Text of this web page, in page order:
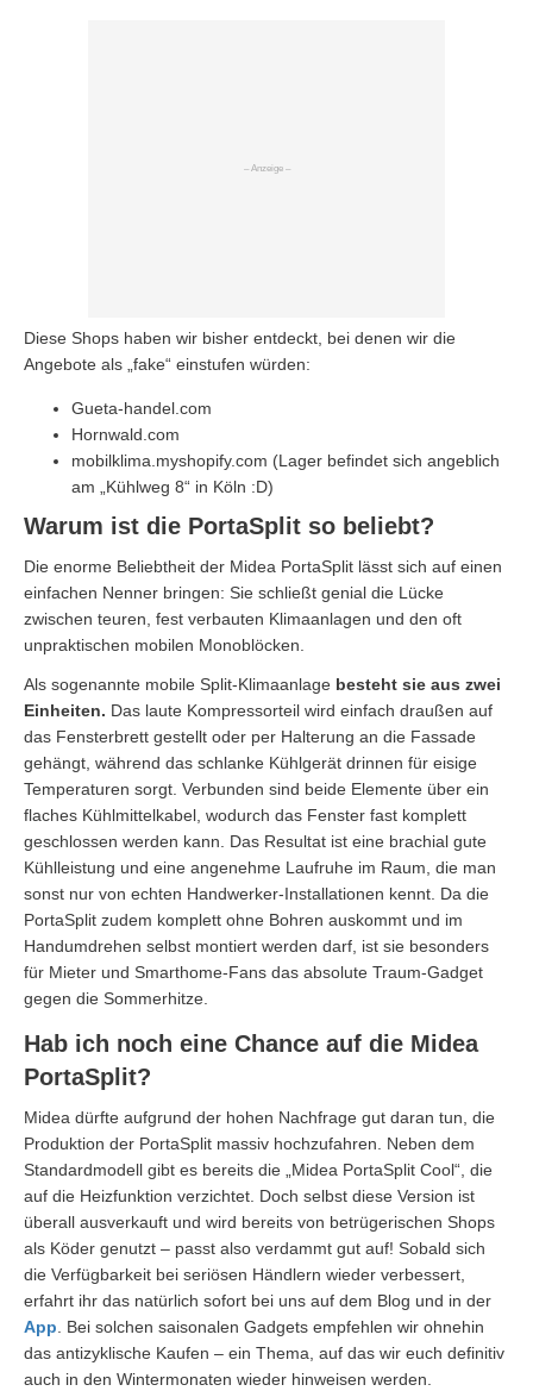
Diese Shops haben wir bisher entdeckt, bei denen wir die
Angebote als „fake“ einstufen würden:
Gueta-handel.com
Hornwald.com
mobilklima.myshopify.com (Lager befindet sich angeblich
am „Kühlweg 8“ in Köln :D)
Warum ist die PortaSplit so beliebt?
Die enorme Beliebtheit der Midea PortaSplit lässt sich auf einen
einfachen Nenner bringen: Sie schließt genial die Lücke
zwischen teuren, fest verbauten Klimaanlagen und den oft
unpraktischen mobilen Monoblöcken.
Als sogenannte mobile Split-Klimaanlage besteht sie aus zwei
Einheiten. Das laute Kompressorteil wird einfach draußen auf
das Fensterbrett gestellt oder per Halterung an die Fassade
gehängt, während das schlanke Kühlgerät drinnen für eisige
Temperaturen sorgt. Verbunden sind beide Elemente über ein
flaches Kühlmittelkabel, wodurch das Fenster fast komplett
geschlossen werden kann. Das Resultat ist eine brachial gute
Kühlleistung und eine angenehme Laufruhe im Raum, die man
sonst nur von echten Handwerker-Installationen kennt. Da die
PortaSplit zudem komplett ohne Bohren auskommt und im
Handumdrehen selbst montiert werden darf, ist sie besonders
für Mieter und Smarthome-Fans das absolute Traum-Gadget
gegen die Sommerhitze.
Hab ich noch eine Chance auf die Midea
PortaSplit?
Midea dürfte aufgrund der hohen Nachfrage gut daran tun, die
Produktion der PortaSplit massiv hochzufahren. Neben dem
Standardmodell gibt es bereits die „Midea PortaSplit Cool“, die
auf die Heizfunktion verzichtet. Doch selbst diese Version ist
überall ausverkauft und wird bereits von betrügerischen Shops
als Köder genutzt – passt also verdammt gut auf! Sobald sich
die Verfügbarkeit bei seriösen Händlern wieder verbessert,
erfahrt ihr das natürlich sofort bei uns auf dem Blog und in der
App . Bei solchen saisonalen Gadgets empfehlen wir ohnehin
das antizyklische Kaufen – ein Thema, auf das wir euch definitiv
auch in den Wintermonaten wieder hinweisen werden.